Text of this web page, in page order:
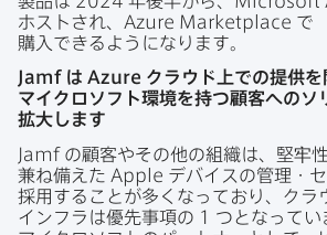
ホストされ、 Azure Marketplace で​
購入できるようになります。
Jamf は Azure クラウド上での​提供を​
マイクロソフト環境を​持つ顧客への​ソ
拡大します
Jamf の​顧客や​その​他の​組織は、​堅牢
兼ね備えた Apple デバイスの​管理・
採用する​ことが​多くなっており、​クラ
インフラは​優先事項の 1 つとなってい